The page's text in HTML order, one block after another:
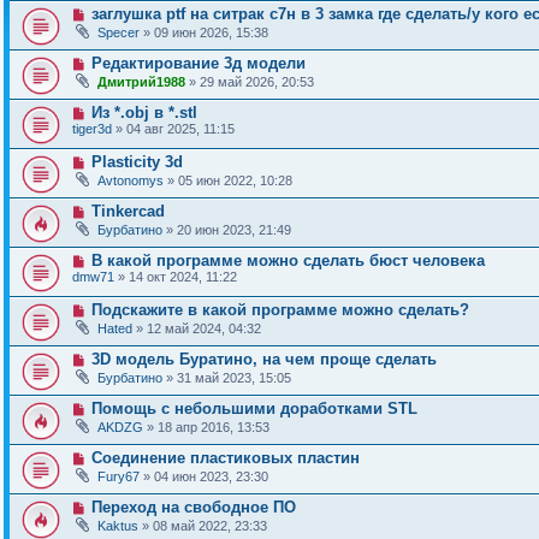
заглушка ptf на ситрак с7н в 3 замка где сделать/у кого
Specer » 09 июн 2026, 15:38
Редактирование 3д модели
Дмитрий1988 » 29 май 2026, 20:53
Из *.obj в *.stl
tiger3d » 04 авг 2025, 11:15
Plasticity 3d
Avtonomys » 05 июн 2022, 10:28
Tinkercad
Бурбатино » 20 июн 2023, 21:49
В какой программе можно сделать бюст человека
dmw71 » 14 окт 2024, 11:22
Подскажите в какой программе можно сделать?
Hated » 12 май 2024, 04:32
3D модель Буратино, на чем проще сделать
Бурбатино » 31 май 2023, 15:05
Помощь с небольшими доработками STL
AKDZG » 18 апр 2016, 13:53
Соединение пластиковых пластин
Fury67 » 04 июн 2023, 23:30
Переход на свободное ПО
Kaktus » 08 май 2022, 23:33